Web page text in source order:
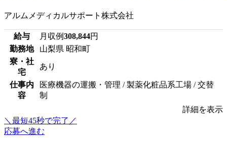
アルムメディカルサポート株式会社
給与 月収例308,844円
勤務地
山梨県 昭和町
寮・社
宅
あり
仕事内
容
医療機器の運搬・管理 / 製薬化粧品系工場 / 交替
制
詳細を表示
＼最短45秒で完了／
応募へ進む